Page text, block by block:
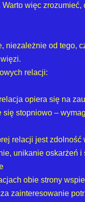
więc
niezależnie od tego,
relacji:
opiera się na
się stopniowo –
relacji jest
unikanie oskarżeń
obie strony
zainteresowanie